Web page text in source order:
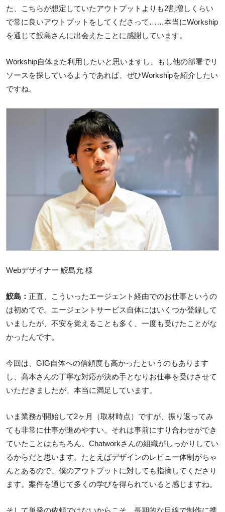
た、こちらが想定していたアウトプットよりも2割増しくらい
で常に良いアウトプットをしてくださって……本当にWorkship
を通じて鮫島さんに出会えたことに感謝しています。
Workship自体また利用したいと思いますし、もし他の部署でリ
ソースを探しているようであれば、ぜひWorkshipを紹介したい
ですね。
Webデザイナー 鮫島允 様
鮫島： 正直、こういったエージェント経由でのお仕事というの
は初めてで。エージェントサービス自体にはいくつか登録して
いましたが、不安を覚えることも多く、一度も受けたことがな
かったんです。
今回は、GIG自体への信頼度も高かったというのもあります
し、高本さんの丁寧な対応が決め手となりお仕事を受けさせて
いただきましたが、本当に満足しています。
いま業務が開始して2ヶ月（取材時点）ですが、振り返ってみ
ても非常に仕事が進めやすい。それは事前にすり合わせができ
ていたことはもちろん、Chatworkさんの組織がしっかりしてい
るからだと思います。たとえばデザインのレビュー体制がちゃ
んとあるので、僕のアウトプットに対しても指摘してくださり
ます。案件を通じて多くの学びを得られていると感じますね。
そして単発の依頼ではないからこそ、長期的な目線で制作に携